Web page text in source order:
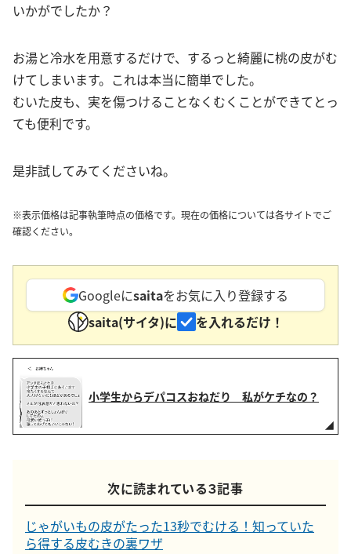
いかがでしたか？
お湯と冷水を用意するだけで、するっと綺麗に桃の皮がむ
けてしまいます。これは本当に簡単でした。
むいた皮も、実を傷つけることなくむくことができてとっ
ても便利です。
是非試してみてくださいね。
※表示価格は記事執筆時点の価格です。現在の価格については各サイトでご
確認ください。
Googleにsaitaをお気に入り登録する
saita(サイタ)に
を入れるだけ！
小学生からデパコスおねだり 私がケチなの？
次に読まれている３記事
じゃがいもの皮がたった13秒でむける！知っていた
ら得する皮むきの裏ワザ